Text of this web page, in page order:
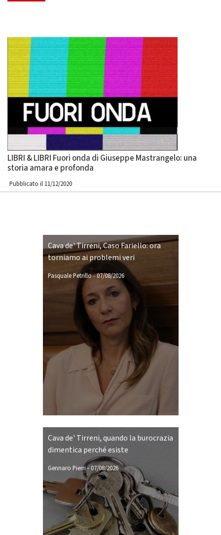
LIBRI & LIBRI Fuori onda di Giuseppe Mastrangelo: una
storia amara e profonda
Pubblicato il 11/12/2020
Cava de' Tirreni, Caso Fariello: ora
torniamo ai problemi veri
Pasquale Petrillo-07/08/2026
Cava de' Tirreni, quando la burocrazia
dimentica perché esiste
Gennaro Pierri- 07/08/2026